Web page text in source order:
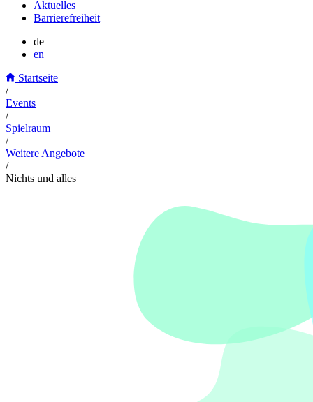
Aktuelles
Barrierefreiheit
de
en
Startseite
/
Events
/
Spielraum
/
Weitere Angebote
/
Nichts und alles